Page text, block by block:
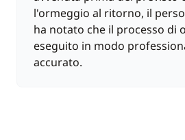
l'ormeggio al ritorno, il
ha notato che il processo di
eseguito in modo
accurato.